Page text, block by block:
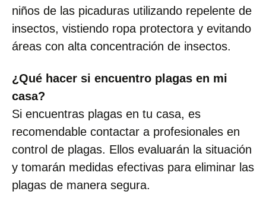
niños de las picaduras utilizando repelente de
insectos, vistiendo ropa protectora y evitando
áreas con alta concentración de insectos.
¿Qué hacer si encuentro plagas en mi
casa?
Si encuentras plagas en tu casa, es
recomendable contactar a profesionales en
control de plagas. Ellos evaluarán la situación
y tomarán medidas efectivas para eliminar las
plagas de manera segura.